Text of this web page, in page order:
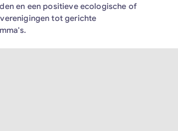
en een positieve ecologische of
tot gerichte